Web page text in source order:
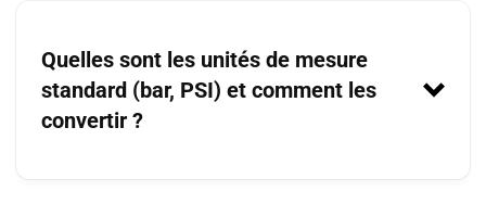
Quelles sont les unités de mesure
standard (bar, PSI) et comment les
convertir ?